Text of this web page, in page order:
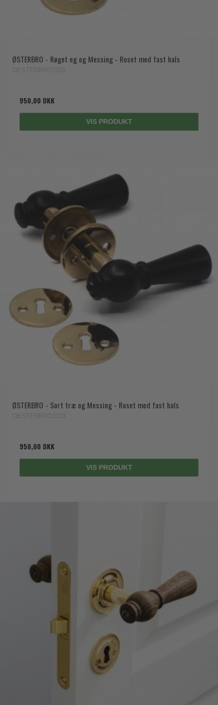
ØSTERBRO - Røget eg og Messing - Roset med fast hals
950,00 DKK
VIS PRODUKT
ØSTERBRO - Sort træ og Messing - Roset med fast hals
950,00 DKK
VIS PRODUKT